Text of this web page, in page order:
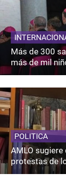
Más de 300
más de mil
POLITICA
AMLO
protestas de